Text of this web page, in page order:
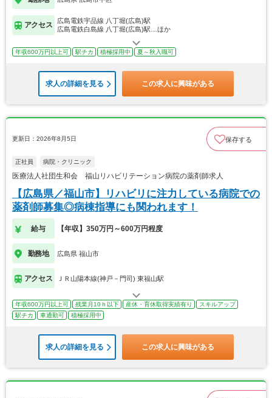
アクセス
広島電鉄宇品線 八丁堀(広島)駅
広島電鉄白島線 八丁堀(広島)駅…ほか
年収600万円以上可 駅チカ 積極採用中 夏～秋入職可
求人の詳細を見る この求人に興味がある
更新日：2026年8月5日 保存する
正社員 病院・クリニック
医療法人社団生和会 福山リハビリテーション病院の薬剤師求人
【広島県／福山市】リハビリに注力している病院での
薬剤師募集◎病棟指導にも関われます！
給与 【年収】350万円～600万円程度
勤務地 広島県 福山市
アクセス ＪＲ山陽本線(神戸－門司) 東福山駅
年収600万円以上可 残業月10ｈ以下 産休・育休取得実績有り
スキルアップ
駅チカ
車通勤可 積極採用中
求人の詳細を見る この求人に興味がある